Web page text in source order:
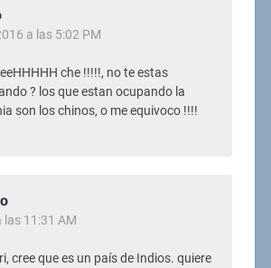
a las 5:02 PM
che !!!!!, no te estas
? los que estan ocupando la
son los chinos, o me equivoco !!!!
11:31 AM
cree que es un país de Indios. quiere